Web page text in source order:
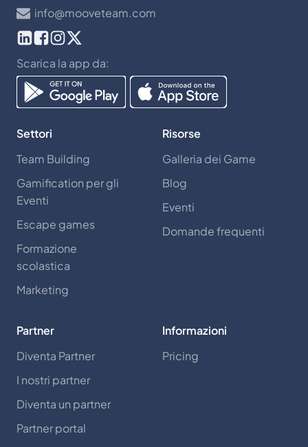
info@mooveteam.com
Scarica la app da:
Settori
Team Building
Gamification per gli
Eventi
Escape games
Formazione
scolastica
Marketing
Risorse
Galleria dei Game
Blog
Eventi
Domande frequenti
Partner
Diventa Partner
I nostri partner
Diventa un partner
Partner portal
Informazioni
Pricing